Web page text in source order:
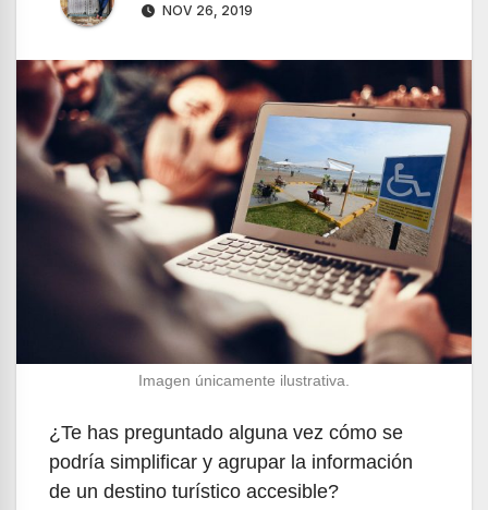
NOV 26, 2019
Imagen únicamente ilustrativa.
¿Te has preguntado alguna vez cómo se
podría simplificar y agrupar la información
de un destino turístico accesible?